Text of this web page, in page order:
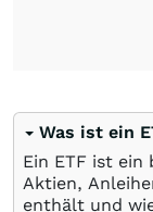
Was ist ein
Ein ETF ist ein
Aktien,
enthält und